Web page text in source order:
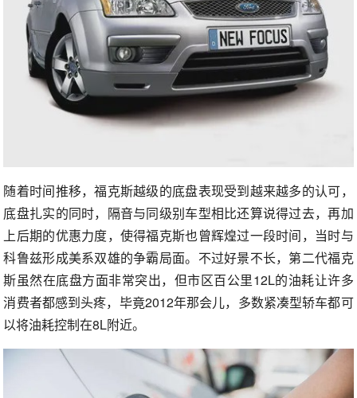
随着时间推移，福克斯越级的底盘表现受到越来越多的认可，
底盘扎实的同时，隔音与同级别车型相比还算说得过去，再加
上后期的优惠力度，使得福克斯也曾辉煌过一段时间，当时与
科鲁兹形成美系双雄的争霸局面。不过好景不长，第二代福克
斯虽然在底盘方面非常突出，但市区百公里12L的油耗让许多
消费者都感到头疼，毕竟2012年那会儿，多数紧凑型轿车都可
以将油耗控制在8L附近。